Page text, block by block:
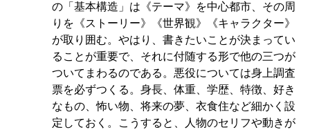
の「基本構造」は《テーマ》を中心都市、その周
りを《ストーリー》《世界観》《キャラクター》
が取り囲む。やはり、書きたいことが決まってい
ることが重要で、それに付随する形で他の三つが
ついてまわるのである。悪役については身上調査
票を必ずつくる。身長、体重、学歴、特徴、好き
なもの、怖い物、将来の夢、衣食住など細かく設
定しておく。こうすると、人物のセリフや動きが